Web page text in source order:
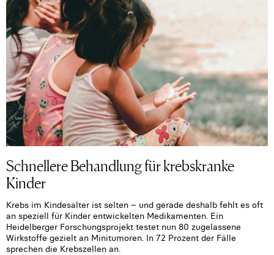
Schnellere Behandlung für krebskranke
Kinder
Krebs im Kindesalter ist selten – und gerade deshalb fehlt es oft
an speziell für Kinder entwickelten Medikamenten. Ein
Heidelberger Forschungsprojekt testet nun 80 zugelassene
Wirkstoffe gezielt an Minitumoren. In 72 Prozent der Fälle
sprechen die Krebszellen an.